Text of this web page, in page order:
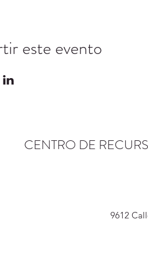
este evento
CENTRO DE
9612